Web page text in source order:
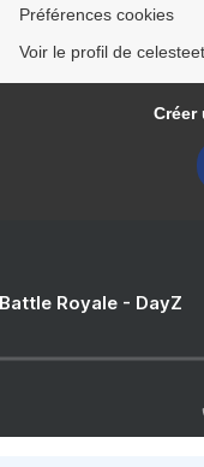
Préférences cookies
Voir le profil de
Créer
Royale - DayZ